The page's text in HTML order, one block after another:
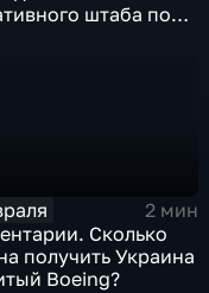
штаба по
2 мин
Сколько
получить Украина
Boeing?